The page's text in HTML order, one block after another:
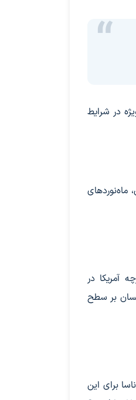
در شرایط
آن، ماه‌نوردهای
آمریکا در
انسان بر سطح
برای این